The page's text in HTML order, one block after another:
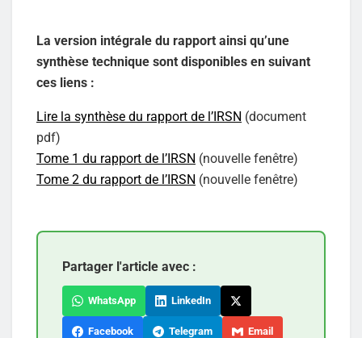
La version intégrale du rapport ainsi qu’une
synthèse technique sont disponibles en suivant
ces liens :
Lire la synthèse du rapport de l’IRSN (document
pdf)
Tome 1 du rapport de l’IRSN (nouvelle fenêtre)
Tome 2 du rapport de l’IRSN (nouvelle fenêtre)
Partager l'article avec :
WhatsApp LinkedIn
Facebook Telegram Email